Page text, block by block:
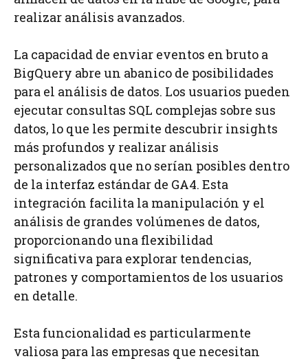
realizar análisis avanzados.
La capacidad de enviar eventos en bruto a
BigQuery abre un abanico de posibilidades
para el análisis de datos. Los usuarios pueden
ejecutar consultas SQL complejas sobre sus
datos, lo que les permite descubrir insights
más profundos y realizar análisis
personalizados que no serían posibles dentro
de la interfaz estándar de GA4. Esta
integración facilita la manipulación y el
análisis de grandes volúmenes de datos,
proporcionando una flexibilidad
significativa para explorar tendencias,
patrones y comportamientos de los usuarios
en detalle.
Esta funcionalidad es particularmente
valiosa para las empresas que necesitan